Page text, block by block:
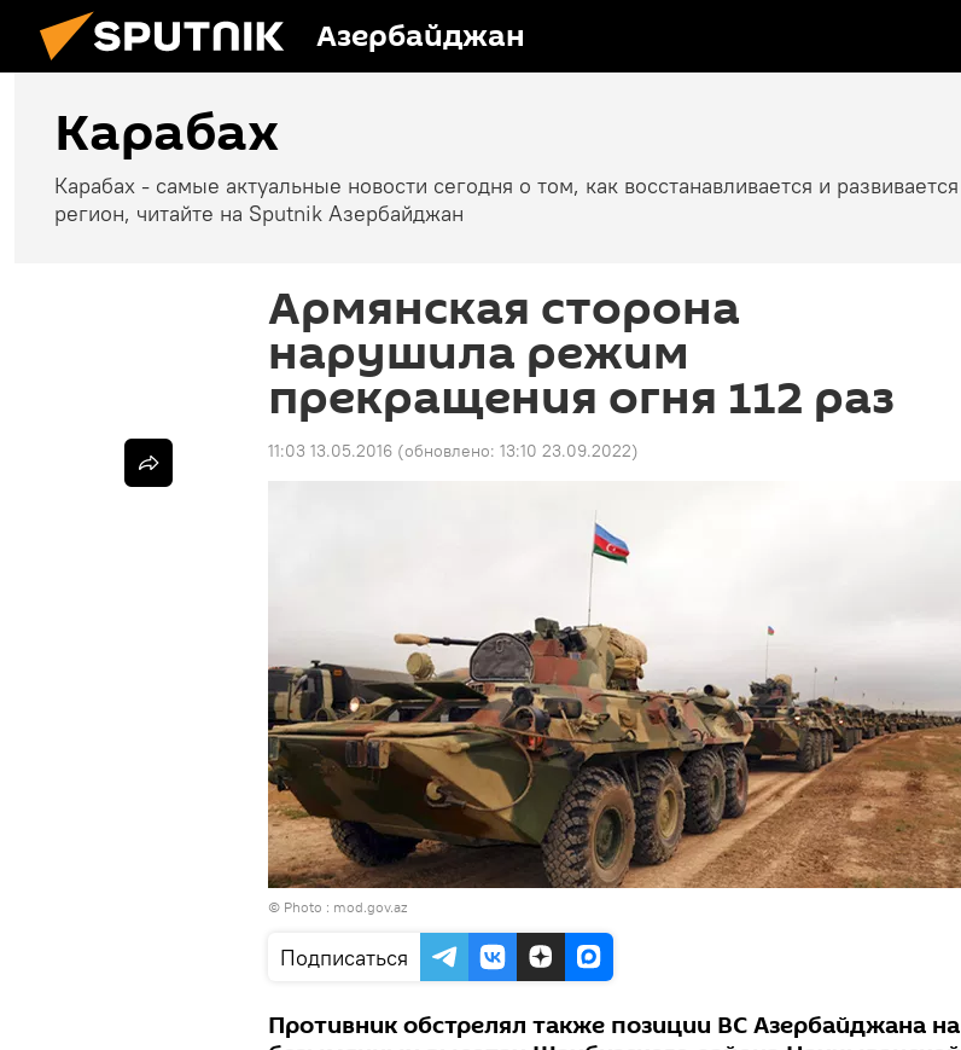
Азербайджан
Карабах
Карабах - самые актуальные новости сегодня о том, как восстанавливается и развивается
регион, читайте на Sputnik Азербайджан
Армянская сторона
нарушила режим
прекращения огня 112 раз
11:03 13.05.2016 (обновлено: 13:10 23.09.2022)
© Photo : mod.gov.az
Подписаться
Противник обстрелял также позиции ВС Азербайджана на